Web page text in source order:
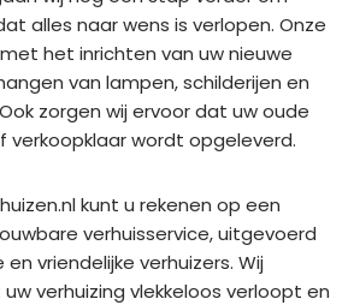
alles naar wens is verlopen. Onze
het inrichten van uw nieuwe
van lampen, schilderijen en
zorgen wij ervoor dat uw oude
verkoopklaar wordt opgeleverd.
kunt u rekenen op een
verhuisservice, uitgevoerd
vriendelijke verhuizers. Wij
verhuizing vlekkeloos verloopt en